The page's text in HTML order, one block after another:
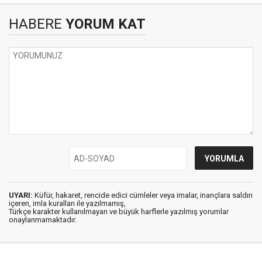
HABERE YORUM KAT
UYARI: Küfür, hakaret, rencide edici cümleler veya imalar, inançlara saldırı
içeren, imla kuralları ile yazılmamış,
Türkçe karakter kullanılmayan ve büyük harflerle yazılmış yorumlar
onaylanmamaktadır.